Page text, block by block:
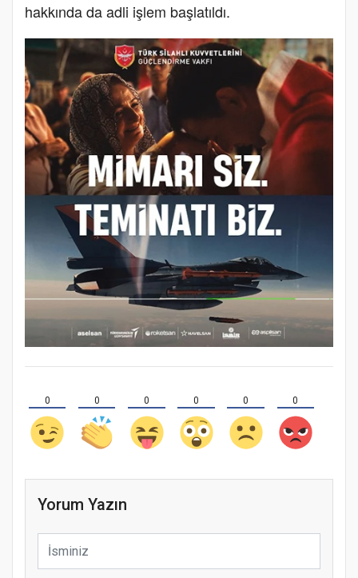
hakkında da adli işlem başlatıldı.
0 0 0 0 0 0
Yorum Yazın